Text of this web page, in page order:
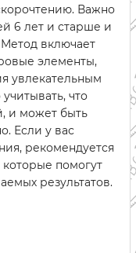
Важно
6 лет и старше и
включает
элементы,
увлекательным
что
и может быть
Если у вас
рекомендуется
помогут
результатов.